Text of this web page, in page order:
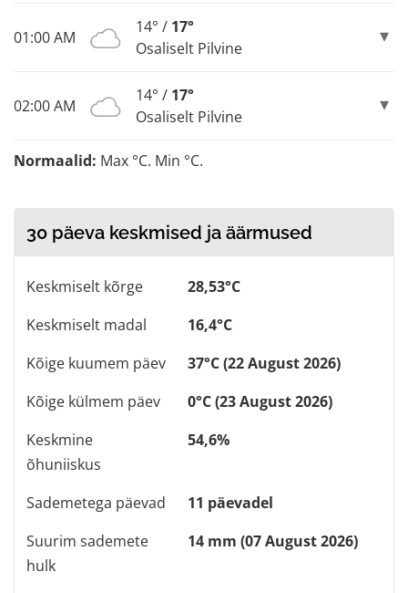
01:00 AM
14° / 17°
Osaliselt Pilvine
02:00 AM
14° / 17°
Osaliselt Pilvine
Normaalid: Max °C. Min °C.
30 päeva keskmised ja äärmused
Keskmiselt kõrge
28,53°C
Keskmiselt madal
16,4°C
Kõige kuumem päev
37°C (22 August 2026)
Kõige külmem päev
0°C (23 August 2026)
Keskmine
õhuniiskus
54,6%
Sademetega päevad
11 päevadel
Suurim sademete
hulk
14 mm (07 August 2026)